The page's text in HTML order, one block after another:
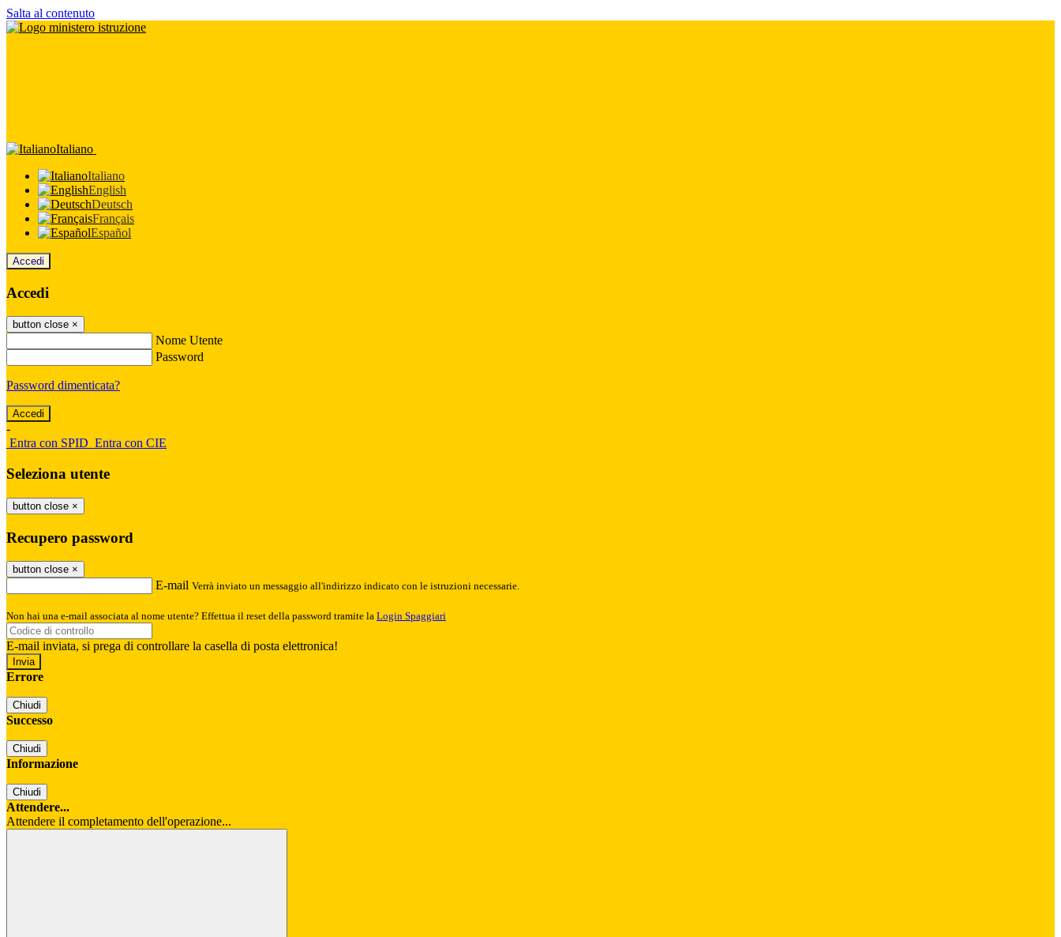
Salta al contenuto
Italiano
Italiano
English
Deutsch
Français
Español
Accedi
Accedi
button close ×
Nome Utente
Password
Password dimenticata?
-
Entra con SPID Entra con CIE
Seleziona utente
button close ×
Recupero password
button close ×
E-mail Verrà inviato un messaggio all'indirizzo indicato con le istruzioni necessarie.
Non hai una e-mail associata al nome utente? Effettua il reset della password tramite la Login Spaggiari
E-mail inviata, si prega di controllare la casella di posta elettronica!
Errore
Chiudi
Successo
Chiudi
Informazione
Chiudi
Attendere...
Attendere il completamento dell'operazione...